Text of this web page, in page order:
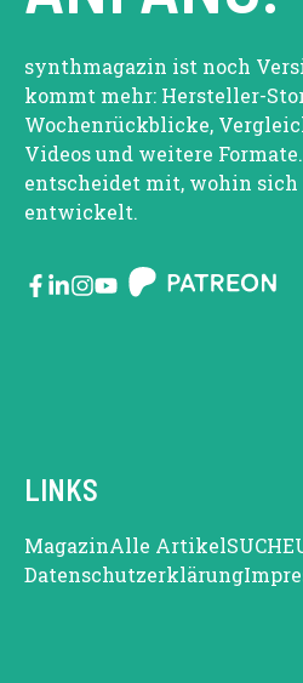
synthmagazin ist noch
kommt mehr: Hersteller-
Wochenrückblicke,
Videos und weitere
entscheidet mit, wohin sich
entwickelt.
LINKS
MagazinAlle ArtikelSUCHE
Datenschutzerklärung